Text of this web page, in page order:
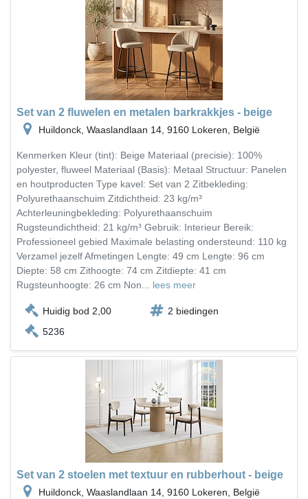
Set van 2 fluwelen en metalen barkrakkjes - beige
Huildonck, Waaslandlaan 14, 9160 Lokeren, België
Kenmerken Kleur (tint): Beige Materiaal (precisie): 100%
polyester, fluweel Materiaal (Basis): Metaal Structuur: Panelen
en houtproducten Type kavel: Set van 2 Zitbekleding:
Polyurethaanschuim Zitdichtheid: 23 kg/m³
Achterleuningbekleding: Polyurethaanschuim
Rugsteundichtheid: 21 kg/m³ Gebruik: Interieur Bereik:
Professioneel gebied Maximale belasting ondersteund: 110 kg
Verzamel jezelf Afmetingen Lengte: 49 cm Lengte: 96 cm
Diepte: 58 cm Zithoogte: 74 cm Zitdiepte: 41 cm
Rugsteunhoogte: 26 cm Non... lees meer
Huidig bod 2,00
2 biedingen
5236
Set van 2 stoelen met textuur en rubberhout - beige
Huildonck, Waaslandlaan 14, 9160 Lokeren, België